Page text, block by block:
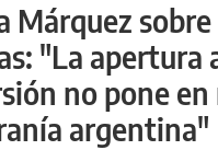
Márquez
"La apertura
no pone en
argentina"